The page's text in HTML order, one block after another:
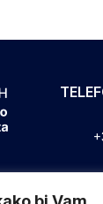
koji